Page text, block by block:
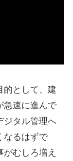
的として、建
急速に進んで
ジタル管理へ
なるはずで
むしろ増え